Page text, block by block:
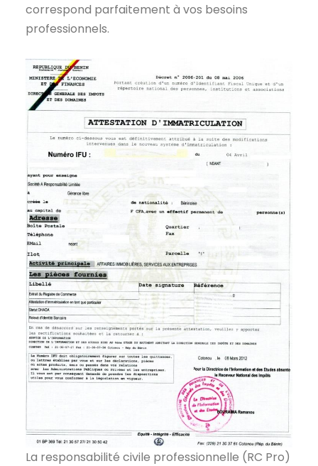
correspond parfaitement à vos besoins
professionnels.
La responsabilité civile professionnelle (RC Pro)